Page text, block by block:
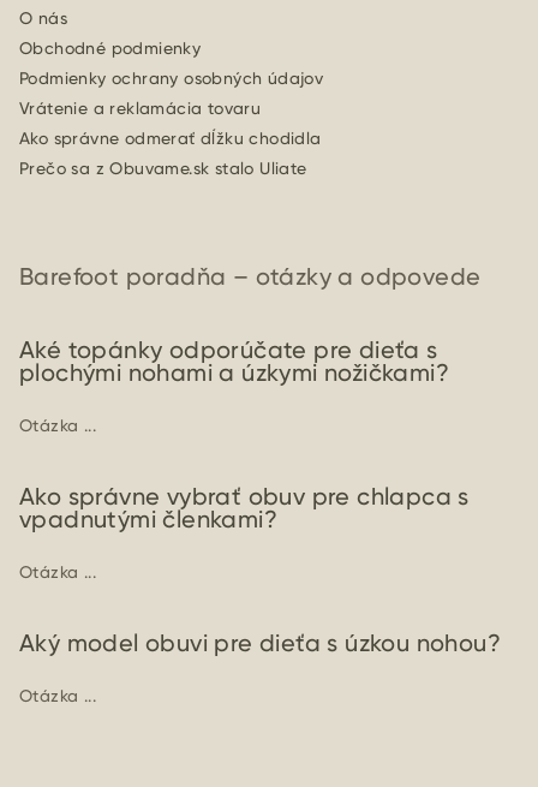
O nás
Obchodné podmienky
Podmienky ochrany osobných údajov
Vrátenie a reklamácia tovaru
Ako správne odmerať dĺžku chodidla
Prečo sa z Obuvame.sk stalo Uliate
Barefoot poradňa – otázky a odpovede
Aké topánky odporúčate pre dieťa s
plochými nohami a úzkymi nožičkami?
Otázka ...
Ako správne vybrať obuv pre chlapca s
vpadnutými členkami?
Otázka ...
Aký model obuvi pre dieťa s úzkou nohou?
Otázka ...